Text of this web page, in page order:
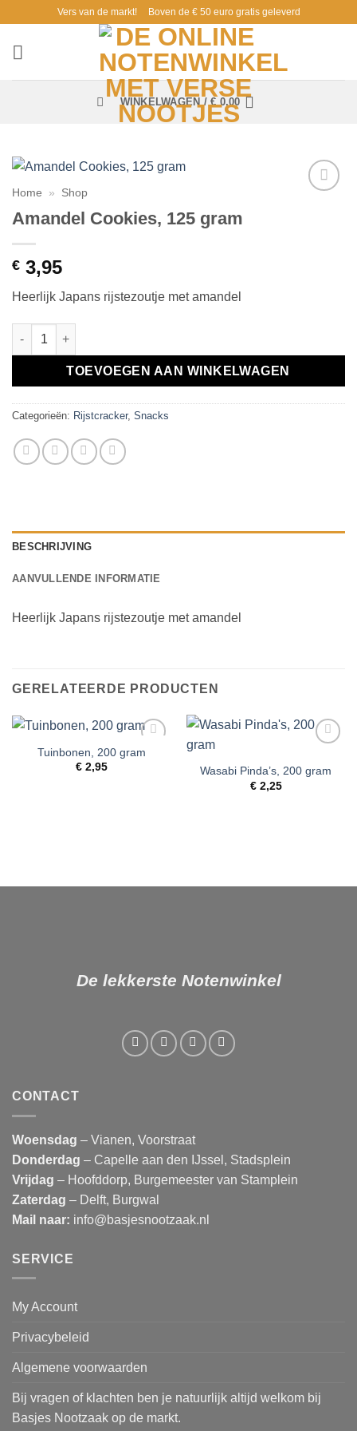
inhoud
Vers van de markt! Boven de € 50 euro gratis geleverd
WINKELWAGEN /€ 0,00
Home » Shop
Amandel Cookies, 125 gram
€ 3,95
Heerlijk Japans rijstezoutje met amandel
Amandel Cookies, 125 gram aantal
TOEVOEGEN AAN WINKELWAGEN
Categorieën: Rijstcracker, Snacks
BESCHRIJVING
AANVULLENDE INFORMATIE
Heerlijk Japans rijstezoutje met amandel
GERELATEERDE PRODUCTEN
Toevoegen
Tuinbonen, 200 gram
€2,95
verlanglijst
Wasabi Pinda’s, 200 gram
€2,25
De lekkerste Notenwinkel
CONTACT
Woensdag – Vianen, Voorstraat
Donderdag – Capelle aan den IJssel, Stadsplein
Vrijdag – Hoofddorp, Burgemeester van Stamplein
Zaterdag – Delft, Burgwal
Mail naar: info@basjesnootzaak.nl
SERVICE
My Account
Privacybeleid
Algemene voorwaarden
Bij vragen of klachten ben je natuurlijk altijd welkom bij
Basjes Nootzaak op de markt.